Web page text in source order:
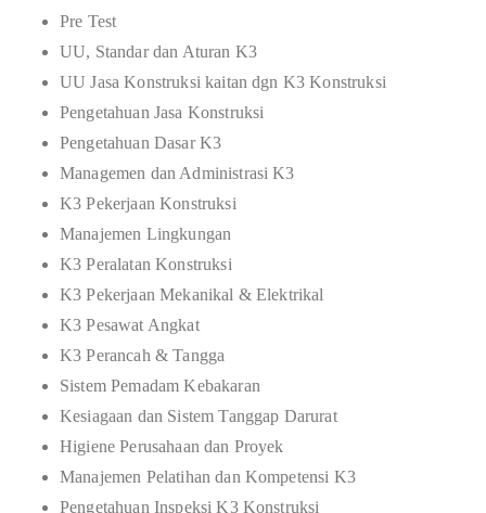
Pre Test
UU, Standar dan Aturan K3
UU Jasa Konstruksi kaitan dgn K3 Konstruksi
Pengetahuan Jasa Konstruksi
Pengetahuan Dasar K3
Managemen dan Administrasi K3
K3 Pekerjaan Konstruksi
Manajemen Lingkungan
K3 Peralatan Konstruksi
K3 Pekerjaan Mekanikal & Elektrikal
K3 Pesawat Angkat
K3 Perancah & Tangga
Sistem Pemadam Kebakaran
Kesiagaan dan Sistem Tanggap Darurat
Higiene Perusahaan dan Proyek
Manajemen Pelatihan dan Kompetensi K3
Pengetahuan Inspeksi K3 Konstruksi